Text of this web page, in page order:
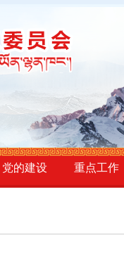
党的建设 重点工作